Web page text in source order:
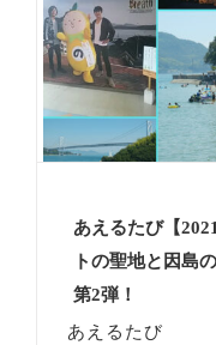
あえるたび【
トの聖地と因島
第2弾！
あえるたび